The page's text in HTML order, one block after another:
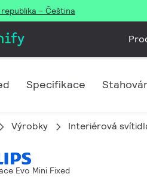
- Čeština
Specifikace
Výrobky Interiérová
Evo Mini Fixed